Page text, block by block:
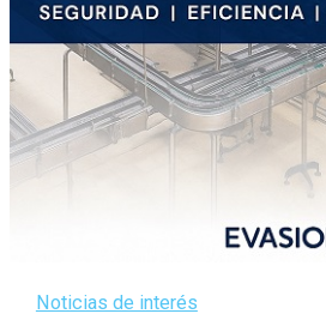
Noticias de interés